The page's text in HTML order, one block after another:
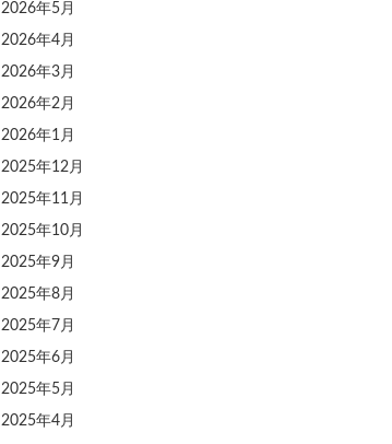
2026年5月
2026年4月
2026年3月
2026年2月
2026年1月
2025年12月
2025年11月
2025年10月
2025年9月
2025年8月
2025年7月
2025年6月
2025年5月
2025年4月